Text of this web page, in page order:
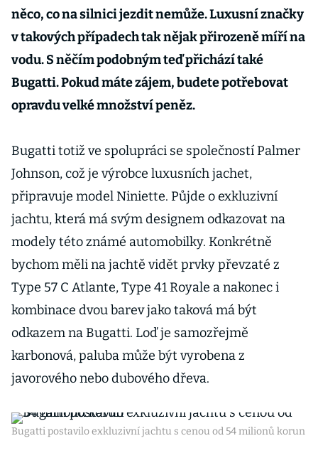
něco, co na silnici jezdit nemůže. Luxusní značky
v takových případech tak nějak přirozeně míří na
vodu. S něčím podobným teď přichází také
Bugatti. Pokud máte zájem, budete potřebovat
opravdu velké množství peněz.
Bugatti totiž ve spolupráci se společností Palmer
Johnson, což je výrobce luxusních jachet,
připravuje model Niniette. Půjde o exkluzivní
jachtu, která má svým designem odkazovat na
modely této známé automobilky. Konkrétně
bychom měli na jachtě vidět prvky převzaté z
Type 57 C Atlante, Type 41 Royale a nakonec i
kombinace dvou barev jako taková má být
odkazem na Bugatti. Loď je samozřejmě
karbonová, paluba může být vyrobena z
javorového nebo dubového dřeva.
Bugatti postavilo exkluzivní jachtu s cenou od 54 milionů korun